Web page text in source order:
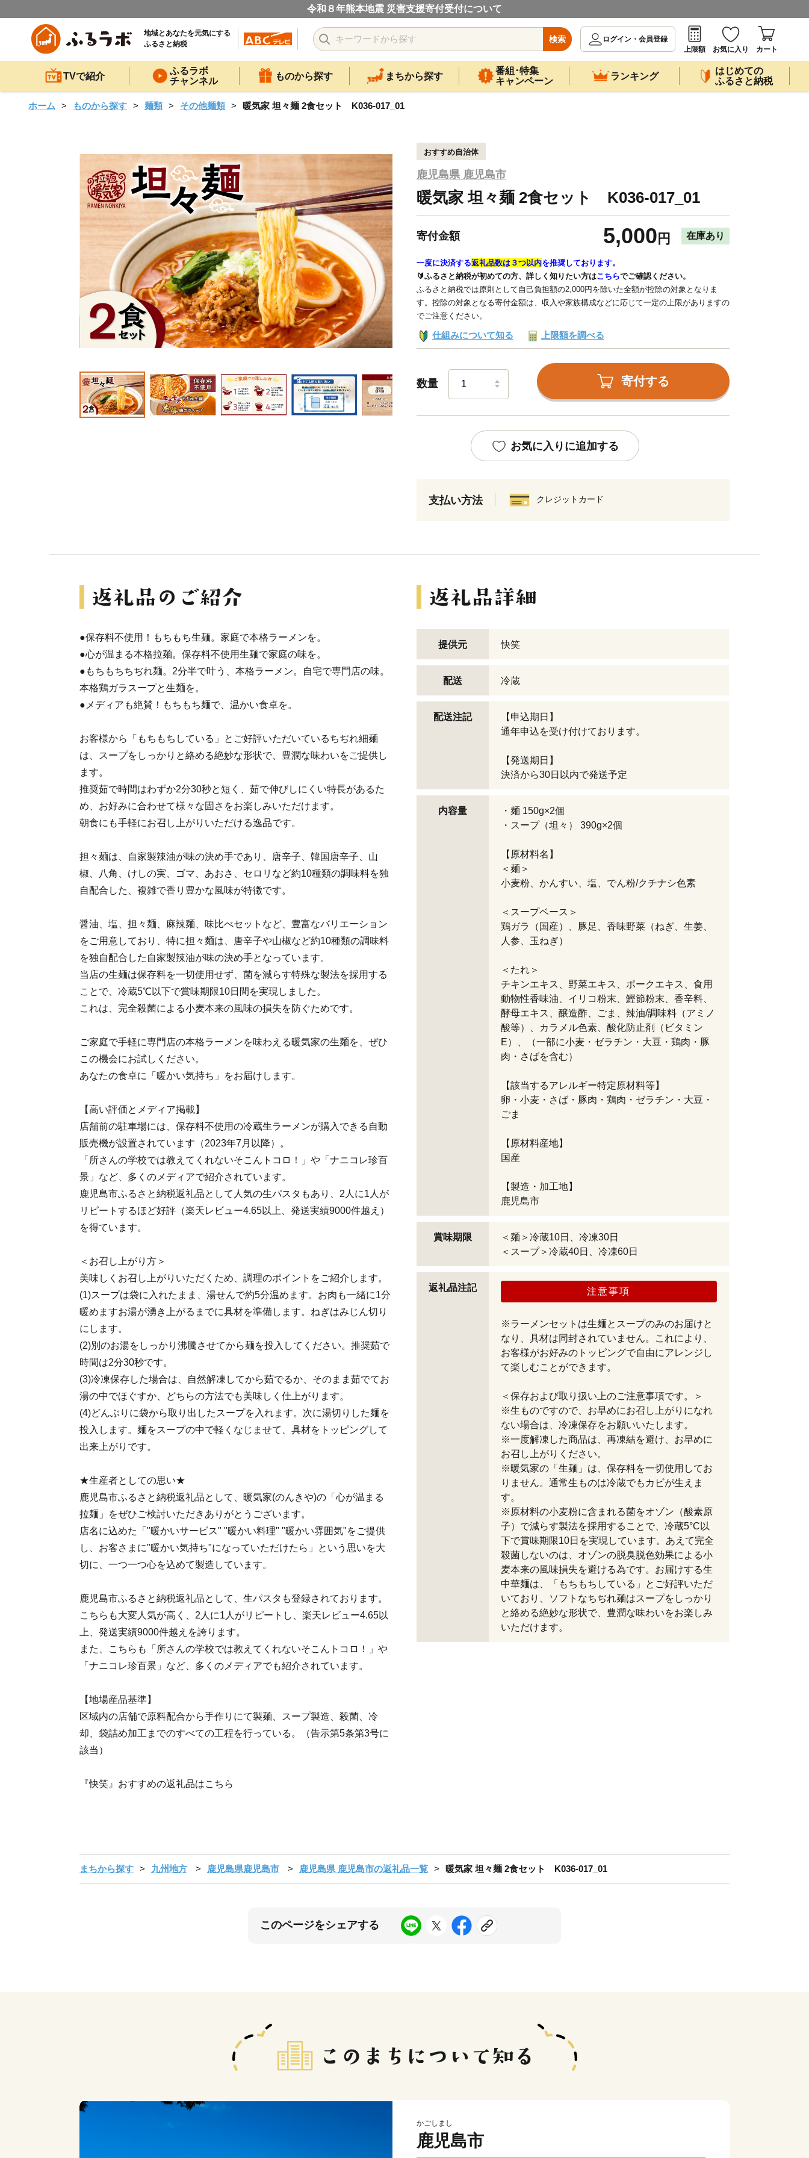
令和８年熊本地震 災害支援寄付受付について
地域とあなたを元気にする
ふるさと納税
検索
ログイン・会員登録
上限額
お気に入り カート
TVで紹介
ふるラボ
チャンネル
ものから探す まちから探す
番組･特集
キャンペーン
ランキング
はじめての
ふるさと納税
ホーム ものから探す 麺類 その他麺類 暖気家 坦々麺 2食セット K036-017_01
おすすめ自治体
鹿児島県 鹿児島市
暖気家 坦々麺 2食セット K036-017_01
寄付金額 5,000 円 在庫あり
一度に決済する返礼品数は３つ以内を推奨しております。
🔰ふるさと納税が初めての方、詳しく知りたい方はこちらでご確認ください。
ふるさと納税では原則として自己負担額の2,000円を除いた全額が控除の対象となりま
す。控除の対象となる寄付金額は、収入や家族構成などに応じて一定の上限がありますの
でご注意ください。
仕組みについて知る 上限額を調べる
数量 寄付する
お気に入りに追加する
支払い方法 クレジットカード
●保存料不使用！もちもち生麺。家庭で本格ラーメンを。
●心が温まる本格拉麺。保存料不使用生麺で家庭の味を。
●もちもちちぢれ麺。2分半で叶う、本格ラーメン。自宅で専門店の味。
本格鶏ガラスープと生麺を。
●メディアも絶賛！もちもち麺で、温かい食卓を。
お客様から「もちもちしている」とご好評いただいているちぢれ細麺
は、スープをしっかりと絡める絶妙な形状で、豊潤な味わいをご提供し
ます。
推奨茹で時間はわずか2分30秒と短く、茹で伸びしにくい特長があるた
め、お好みに合わせて様々な固さをお楽しみいただけます。
朝食にも手軽にお召し上がりいただける逸品です。
担々麺は、自家製辣油が味の決め手であり、唐辛子、韓国唐辛子、山
椒、八角、けしの実、ゴマ、あおさ、セロリなど約10種類の調味料を独
自配合した、複雑で香り豊かな風味が特徴です。
醤油、塩、担々麺、麻辣麺、味比べセットなど、豊富なバリエーション
をご用意しており、特に担々麺は、唐辛子や山椒など約10種類の調味料
を独自配合した自家製辣油が味の決め手となっています。
当店の生麺は保存料を一切使用せず、菌を減らす特殊な製法を採用する
ことで、冷蔵5℃以下で賞味期限10日間を実現しました。
これは、完全殺菌による小麦本来の風味の損失を防ぐためです。
ご家庭で手軽に専門店の本格ラーメンを味わえる暖気家の生麺を、ぜひ
この機会にお試しください。
あなたの食卓に「暖かい気持ち」をお届けします。
【高い評価とメディア掲載】
店舗前の駐車場には、保存料不使用の冷蔵生ラーメンが購入できる自動
販売機が設置されています（2023年7月以降）。
「所さんの学校では教えてくれないそこんトコロ！」や「ナニコレ珍百
景」など、多くのメディアで紹介されています。
鹿児島市ふるさと納税返礼品として人気の生パスタもあり、2人に1人が
リピートするほど好評（楽天レビュー4.65以上、発送実績9000件越え）
を得ています。
＜お召し上がり方＞
美味しくお召し上がりいただくため、調理のポイントをご紹介します。
(1)スープは袋に入れたまま、湯せんで約5分温めます。お肉も一緒に1分
暖めますお湯が湧き上がるまでに具材を準備します。ねぎはみじん切り
にします。
(2)別のお湯をしっかり沸騰させてから麺を投入してください。推奨茹で
時間は2分30秒です。
(3)冷凍保存した場合は、自然解凍してから茹でるか、そのまま茹でてお
湯の中でほぐすか、どちらの方法でも美味しく仕上がります。
(4)どんぶりに袋から取り出したスープを入れます。次に湯切りした麺を
投入します。麺をスープの中で軽くなじませて、具材をトッピングして
出来上がりです。
★生産者としての思い★
鹿児島市ふるさと納税返礼品として、暖気家(のんきや)の「心が温まる
拉麺」をぜひご検討いただきありがとうございます。
店名に込めた「"暖かいサービス" "暖かい料理" "暖かい雰囲気"をご提供
し、お客さまに"暖かい気持ち"になっていただけたら」という思いを大
切に、一つ一つ心を込めて製造しています。
鹿児島市ふるさと納税返礼品として、生パスタも登録されております。
こちらも大変人気が高く、2人に1人がリピートし、楽天レビュー4.65以
上、発送実績9000件越えを誇ります。
また、こちらも「所さんの学校では教えてくれないそこんトコロ！」や
「ナニコレ珍百景」など、多くのメディアでも紹介されています。
【地場産品基準】
区域内の店舗で原料配合から手作りにて製麺、スープ製造、殺菌、冷
却、袋詰め加工までのすべての工程を行っている。（告示第5条第3号に
該当）
『快笑』おすすめの返礼品はこちら
提供元 快笑
配送 冷蔵
配送注記
【申込期日】
通年申込を受け付けております。
【発送期日】
決済から30日以内で発送予定
内容量
・麺 150g×2個
・スープ（坦々） 390g×2個
【原材料名】
＜麺＞
小麦粉、かんすい、塩、でん粉/クチナシ色素
＜スープベース＞
鶏ガラ（国産）、豚足、香味野菜（ねぎ、生姜、
人参、玉ねぎ）
＜たれ＞
チキンエキス、野菜エキス、ポークエキス、食用
動物性香味油、イリコ粉末、鰹節粉末、香辛料、
酵母エキス、醸造酢、ごま、辣油/調味料（アミノ
酸等）、カラメル色素、酸化防止剤（ビタミン
E）、（一部に小麦・ゼラチン・大豆・鶏肉・豚
肉・さばを含む）
【該当するアレルギー特定原材料等】
卵・小麦・さば・豚肉・鶏肉・ゼラチン・大豆・
ごま
【原材料産地】
国産
【製造・加工地】
鹿児島市
賞味期限
＜麺＞冷蔵10日、冷凍30日
＜スープ＞冷蔵40日、冷凍60日
返礼品注記 注意事項
※ラーメンセットは生麺とスープのみのお届けと
なり、具材は同封されていません。これにより、
お客様がお好みのトッピングで自由にアレンジし
て楽しむことができます。
＜保存および取り扱い上のご注意事項です。＞
※生ものですので、お早めにお召し上がりになれ
ない場合は、冷凍保存をお願いいたします。
※一度解凍した商品は、再凍結を避け、お早めに
お召し上がりください。
※暖気家の「生麺」は、保存料を一切使用してお
りません。通常生ものは冷蔵でもカビが生えま
す。
※原材料の小麦粉に含まれる菌をオゾン（酸素原
子）で減らす製法を採用することで、冷蔵5°C以
下で賞味期限10日を実現しています。あえて完全
殺菌しないのは、オゾンの脱臭脱色効果による小
麦本来の風味損失を避ける為です。お届けする生
中華麺は、「もちもちしている」とご好評いただ
いており、ソフトなちぢれ麺はスープをしっかり
と絡める絶妙な形状で、豊潤な味わいをお楽しみ
いただけます。
まちから探す 九州地方 鹿児島県鹿児島市 鹿児島県 鹿児島市の返礼品一覧 暖気家 坦々麺 2食セット K036-017_01
このページをシェアする
かごしまし
鹿児島市